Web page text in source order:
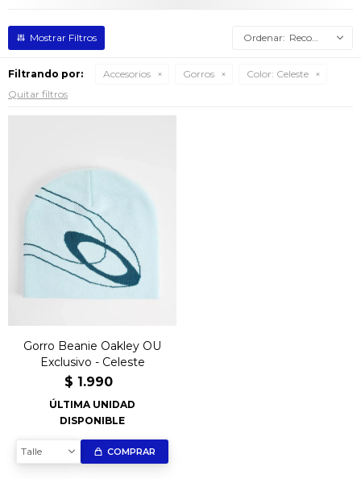
Recomendados
Filtrando por: Accesorios Gorros Color: Celeste
Quitar filtros
Gorro Beanie Oakley OU
Exclusivo - Celeste
$ 1.990
ÚLTIMA UNIDAD
DISPONIBLE
Talle COMPRAR